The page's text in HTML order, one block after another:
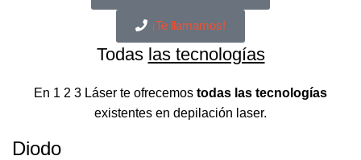
¡Te llamamos!
Todas las tecnologías
En 1 2 3 Láser te ofrecemos todas las tecnologías
existentes en depilación laser.
Diodo